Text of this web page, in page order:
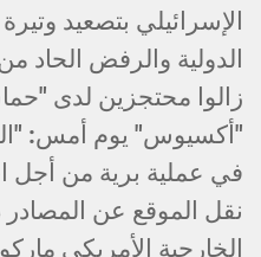
الإسرائيلي بتصعيد
الدولية والرفض الحاد
زالوا محتجزين لدى
"أكسيوس" يوم أمس:
في عملية برية من أجل
نقل الموقع عن المصادر
الخارجية الأمريكي